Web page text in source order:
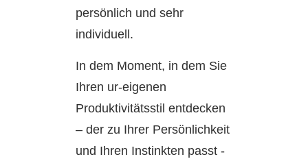
persönlich und sehr
individuell.
In dem Moment, in dem Sie
Ihren ur-eigenen
Produktivitätsstil entdecken
– der zu Ihrer Persönlichkeit
und Ihren Instinkten passt -